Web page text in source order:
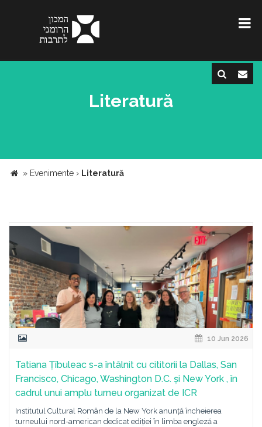
Literatură
» Evenimente › Literatură
10 Jun 2026
Tatiana Țîbuleac s-a întâlnit cu cititorii la Dallas, San
Francisco, Chicago, Washington D.C. și New York , în
cadrul unui amplu turneu organizat de ICR
Institutul Cultural Român de la New York anunță încheierea
turneului nord-american dedicat ediției în limba engleză a